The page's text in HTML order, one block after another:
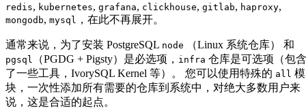
redis, kubernetes, grafana, clickhouse, gitlab, haproxy,
mongodb, mysql ，在此不再展开。
通常来说，为了安装 PostgreSQL node （Linux 系统仓库） 和
pgsql （PGDG + Pigsty）是必选项， infra 仓库是可选项（包含
了一些工具，IvorySQL Kernel 等）。 您可以使用特殊的 all 模
块，一次性添加所有需要的仓库到系统中，对绝大多数用户来
说，这是合适的起点。